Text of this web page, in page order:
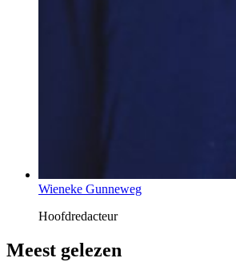
Wieneke Gunneweg
Hoofdredacteur
Meest gelezen